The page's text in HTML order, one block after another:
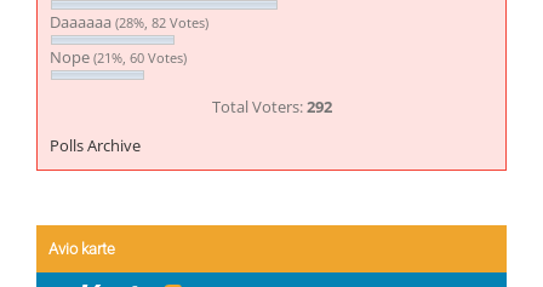
Daaaaaa (28%, 82 Votes)
Nope (21%, 60 Votes)
Total Voters:292
Polls Archive
Avio karte